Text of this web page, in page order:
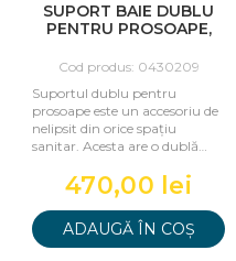
SUPORT BAIE DUBLU
PENTRU PROSOAPE,
Cod produs: 0430209
Suportul dublu pentru
prosoape este un accesoriu de
nelipsit din orice spațiu
sanitar. Acesta are o dublă
470,00 lei
ADAUGĂ ÎN COȘ